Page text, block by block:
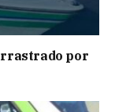
por